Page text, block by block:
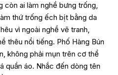
còn ai làm nghề bưng trống,
thứ trống ếch bịt bằng da
vì ngoài nghề vẽ tranh,
thêu nổi tiếng. Phố Hàng Bún
không phải mụn trên cơ thể
quần áo. Nhắc đến dòng tên